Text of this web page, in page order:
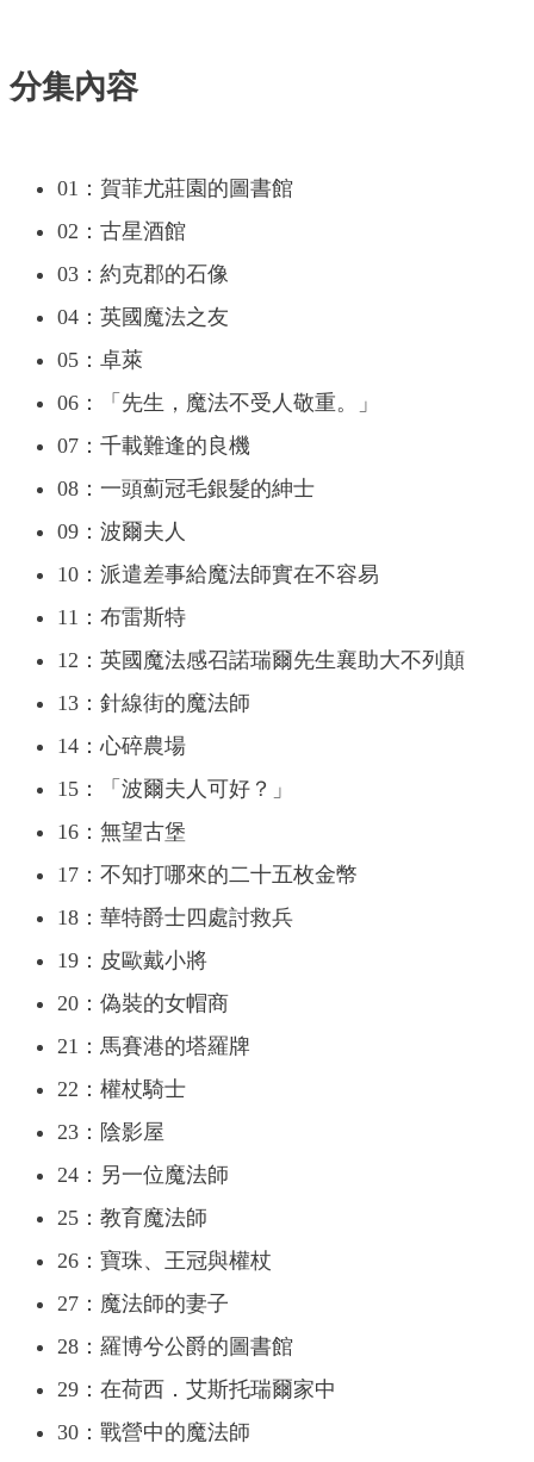
分集內容
01：賀菲尤莊園的圖書館
02：古星酒館
03：約克郡的石像
04：英國魔法之友
05：卓萊
06：「先生，魔法不受人敬重。」
07：千載難逢的良機
08：一頭薊冠毛銀髮的紳士
09：波爾夫人
10：派遣差事給魔法師實在不容易
11：布雷斯特
12：英國魔法感召諾瑞爾先生襄助大不列顛
13：針線街的魔法師
14：心碎農場
15：「波爾夫人可好？」
16：無望古堡
17：不知打哪來的二十五枚金幣
18：華特爵士四處討救兵
19：皮歐戴小將
20：偽裝的女帽商
21：馬賽港的塔羅牌
22：權杖騎士
23：陰影屋
24：另一位魔法師
25：教育魔法師
26：寶珠、王冠與權杖
27：魔法師的妻子
28：羅博兮公爵的圖書館
29：在荷西．艾斯托瑞爾家中
30：戰營中的魔法師